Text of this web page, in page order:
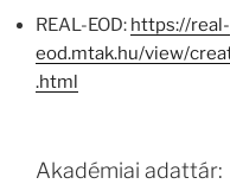
REAL-EOD: https://real-
eod.mtak.hu/view/
.html
Akadémiai adattár: